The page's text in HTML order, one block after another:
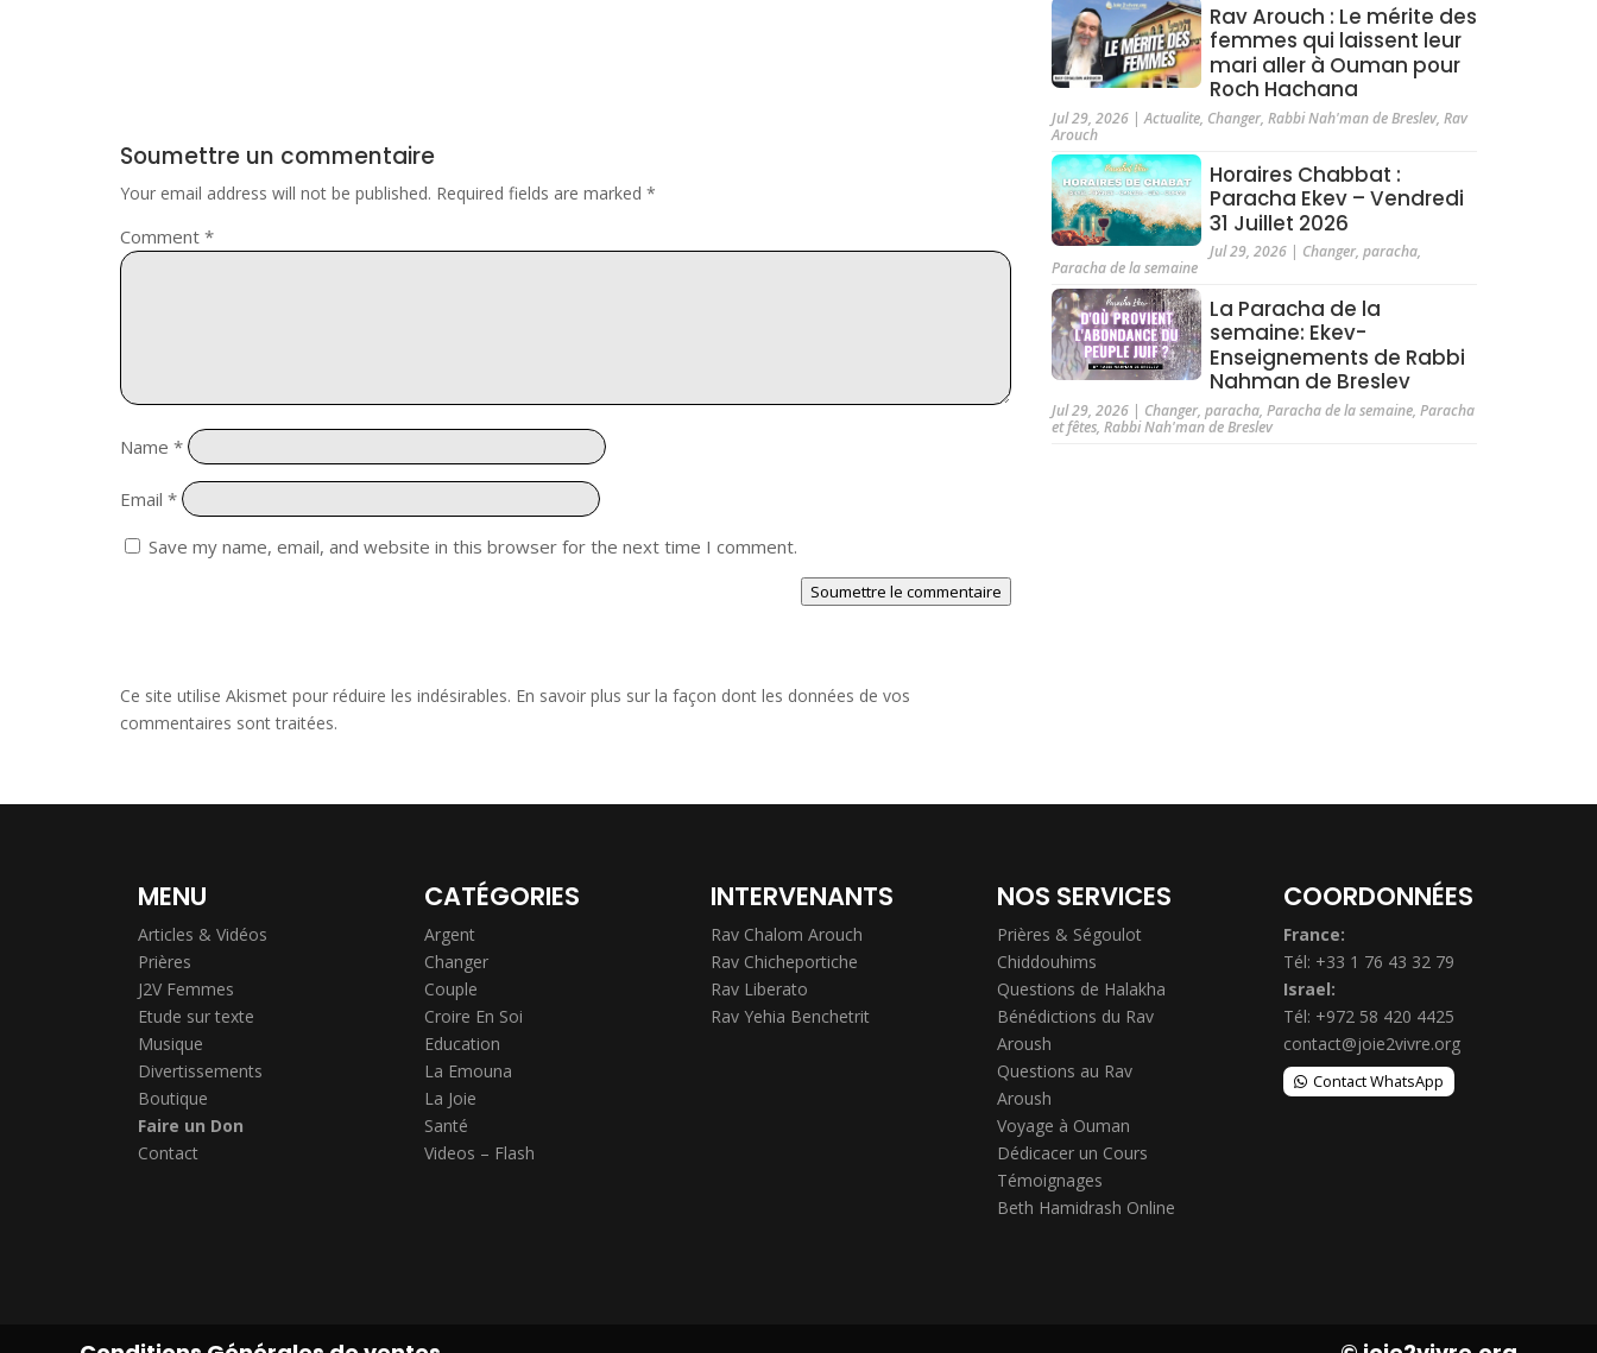
Soumettre un commentaire
Your email address will not be published. Required fields are marked *
Comment *
Name *
Email *
Save my name, email, and website in this browser for the next time I comment.
Soumettre le commentaire
Ce site utilise Akismet pour réduire les indésirables. En savoir plus sur la façon dont les données de vos
commentaires sont traitées.
Rav Arouch : Le mérite des
femmes qui laissent leur
mari aller à Ouman pour
Roch Hachana
Jul 29, 2026 |Actualite, Changer,Rabbi Nah'man de Breslev,Rav
Arouch
Horaires Chabbat :
Paracha Ekev – Vendredi
31 Juillet 2026
Jul 29, 2026| Changer, paracha,
Paracha de la semaine
La Paracha de la
semaine: Ekev-
Enseignements de Rabbi
Nahman de Breslev
Jul 29, 2026 | Changer,paracha,Paracha de la semaine,Paracha
et fêtes,Rabbi Nah'man de Breslev
MENU
Articles & Vidéos
Prières
J2V Femmes
Etude sur texte
Musique
Divertissements
Boutique
Faire un Don
Contact
CATÉGORIES
Argent
Changer
Couple
Croire En Soi
Education
La Emouna
La Joie
Santé
Videos – Flash
INTERVENANTS
Rav Chalom Arouch
Rav Chicheportiche
Rav Liberato
Rav Yehia Benchetrit
NOS SERVICES
Prières & Ségoulot
Chiddouhims
Questions de Halakha
Bénédictions du Rav
Aroush
Questions au Rav
Aroush
Voyage à Ouman
Dédicacer un Cours
Témoignages
Beth Hamidrash Online
COORDONNÉES
France:
Tél: +33 1 76 43 32 79
Israel:
Tél: +972 58 420 4425
contact@joie2vivre.org
Contact WhatsApp